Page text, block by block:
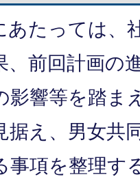
たっては、
、前回計画の
影響等を踏ま
据え、男女共
事項を整理す